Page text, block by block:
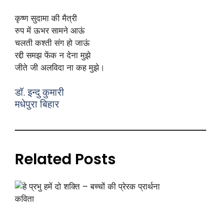
कृष्ण सुदामा की मैत्री
रुप में ऊभर सामने आऊं
चलती कश्ती संग हो जाऊं
रद्दी समझ फेंक न देना मुझे
जीते जी अलविदा ना कह मुझे।
डॉ. इन्दु कुमारी
मधेपुरा बिहार
Related Posts